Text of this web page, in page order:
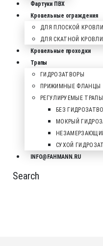
Фартуки ПВХ
Кровельные ограждения
ДЛЯ ПЛОСКОЙ КРОВЛИ
ДЛЯ СКАТНОЙ КРОВЛИ
Кровельные проходки
Трапы
ГИДРОЗАТВОРЫ
ПРИЖИМНЫЕ ФЛАНЦЫ
РЕГУЛИРУЕМЫЕ ТРАПЫ
БЕЗ
МОКРЫЙ
СУХОЙ
INFO@FAHMANN.RU
Search